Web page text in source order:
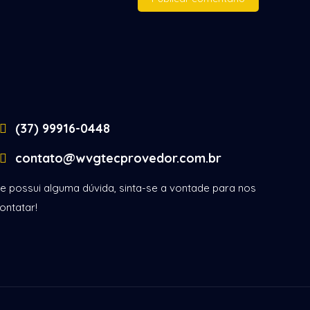
(37) 99916-0448
contato@wvgtecprovedor.com.br
possui alguma dúvida, sinta-se a vontade para nos